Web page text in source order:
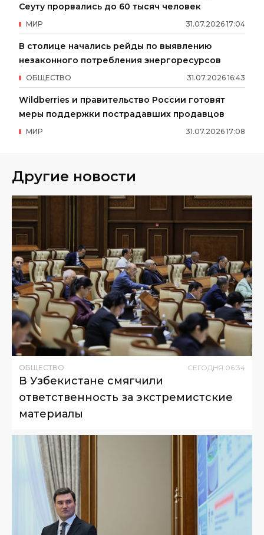
Сеуту прорвались до 60 тысяч человек
31.07.2026 17:04
МИР
В столице начались рейды по выявлению
незаконного потребления энергоресурсов
31.07.2026 16:43
ОБЩЕСТВО
Wildberries и правительство России готовят
меры поддержки пострадавших продавцов
31.07.2026 17:08
МИР
Другие новости
ОБЩЕСТВО СЕГОДНЯ 06:34
В Узбекистане смягчили
ответственность за экстремистские
материалы